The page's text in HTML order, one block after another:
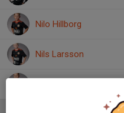
Nilo Hillborg
Nils Larsson